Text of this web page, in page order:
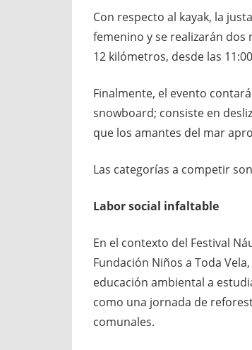
Con respecto al kayak, la
femenino y se realizarán
12 kilómetros, desde las
Finalmente, el evento
snowboard; consiste en
que los amantes del mar
Las categorías a competir
Labor social infaltable
En el contexto del Festival
Fundación Niños a Toda
educación ambiental a
como una jornada de
comunales.